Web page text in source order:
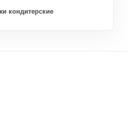
кондитерские